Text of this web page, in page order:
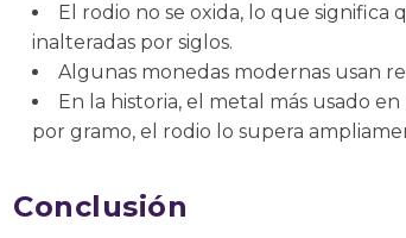
El rodio no se oxida, lo que
inalteradas por siglos.
Algunas monedas modernas usan
En la historia, el metal más usado
por gramo, el rodio lo supera
Conclusión